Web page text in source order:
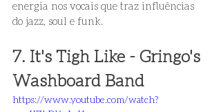
energia nos vocais que traz influências
do jazz, soul e funk.
7. It's Tigh Like - Gringo's
Washboard Band
https://www.youtube.com/watch?